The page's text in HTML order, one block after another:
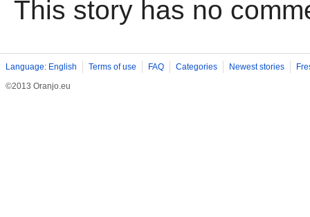
This story has no
Language: English Terms of use FAQ Categories Newest stories
©2013 Oranjo.eu